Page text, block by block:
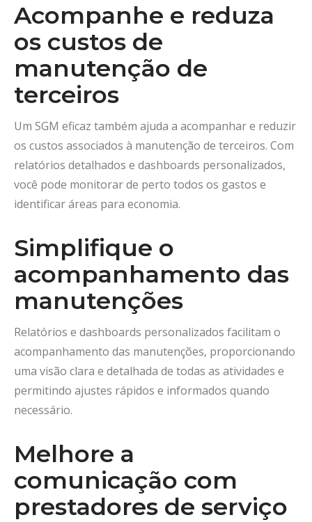
Acompanhe e reduza
os custos de
manutenção de
terceiros
Um SGM eficaz também ajuda a acompanhar e reduzir
os custos associados à manutenção de terceiros. Com
relatórios detalhados e dashboards personalizados,
você pode monitorar de perto todos os gastos e
identificar áreas para economia.
Simplifique o
acompanhamento das
manutenções
Relatórios e dashboards personalizados facilitam o
acompanhamento das manutenções, proporcionando
uma visão clara e detalhada de todas as atividades e
permitindo ajustes rápidos e informados quando
necessário.
Melhore a
comunicação com
prestadores de serviço